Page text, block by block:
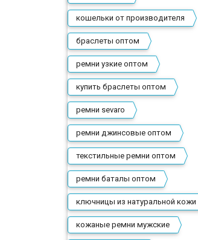
кошельки от производителя
браслеты оптом
ремни узкие оптом
купить браслеты оптом
ремни sevaro
ремни джинсовые оптом
текстильные ремни оптом
ремни баталы оптом
ключницы из натуральной кожи
кожаные ремни мужские